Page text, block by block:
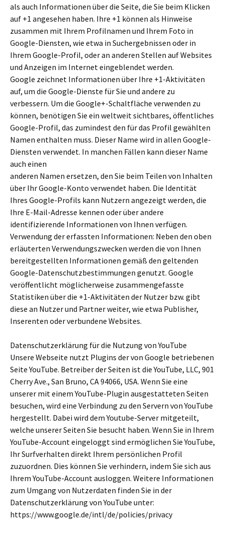
als auch Informationen über die Seite, die Sie beim Klicken
auf +1 angesehen haben. Ihre +1 können als Hinweise
zusammen mit Ihrem Profilnamen und Ihrem Foto in
Google-Diensten, wie etwa in Suchergebnissen oder in
Ihrem Google-Profil, oder an anderen Stellen auf Websites
und Anzeigen im Internet eingeblendet werden.
Google zeichnet Informationen über Ihre +1-Aktivitäten
auf, um die Google-Dienste für Sie und andere zu
verbessern. Um die Google+-Schaltfläche verwenden zu
können, benötigen Sie ein weltweit sichtbares, öffentliches
Google-Profil, das zumindest den für das Profil gewählten
Namen enthalten muss. Dieser Name wird in allen Google-
Diensten verwendet. In manchen Fällen kann dieser Name
auch einen
anderen Namen ersetzen, den Sie beim Teilen von Inhalten
über Ihr Google-Konto verwendet haben. Die Identität
Ihres Google-Profils kann Nutzern angezeigt werden, die
Ihre E-Mail-Adresse kennen oder über andere
identifizierende Informationen von Ihnen verfügen.
Verwendung der erfassten Informationen: Neben den oben
erläuterten Verwendungszwecken werden die von Ihnen
bereitgestellten Informationen gemäß den geltenden
Google-Datenschutzbestimmungen genutzt. Google
veröffentlicht möglicherweise zusammengefasste
Statistiken über die +1-Aktivitäten der Nutzer bzw. gibt
diese an Nutzer und Partner weiter, wie etwa Publisher,
Inserenten oder verbundene Websites.
Datenschutzerklärung für die Nutzung von YouTube
Unsere Webseite nutzt Plugins der von Google betriebenen
Seite YouTube. Betreiber der Seiten ist die YouTube, LLC, 901
Cherry Ave., San Bruno, CA 94066, USA. Wenn Sie eine
unserer mit einem YouTube-Plugin ausgestatteten Seiten
besuchen, wird eine Verbindung zu den Servern von YouTube
hergestellt. Dabei wird dem Youtube-Server mitgeteilt,
welche unserer Seiten Sie besucht haben. Wenn Sie in Ihrem
YouTube-Account eingeloggt sind ermöglichen Sie YouTube,
Ihr Surfverhalten direkt Ihrem persönlichen Profil
zuzuordnen. Dies können Sie verhindern, indem Sie sich aus
Ihrem YouTube-Account ausloggen. Weitere Informationen
zum Umgang von Nutzerdaten finden Sie in der
Datenschutzerklärung von YouTube unter:
https://www.google.de/intl/de/policies/privacy